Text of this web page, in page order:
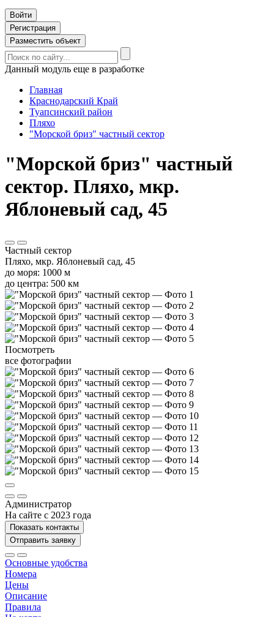
Войти
Регистрация
Разместить объект
Данный модуль еще в разработке
Главная
Краснодарский Край
Туапсинский район
Пляхо
"Морской бриз" частный сектор
"Морской бриз" частный
сектор. Пляхо, мкр.
Яблоневый сад, 45
Частный сектор
Пляхо, мкр. Яблоневый сад, 45
до моря: 1000 м
до центра: 500 км
Посмотреть
все фотографии
Администратор
На сайте с 2023 года
Показать контакты
Отправить заявку
Основные удобства
Номера
Цены
Описание
Правила